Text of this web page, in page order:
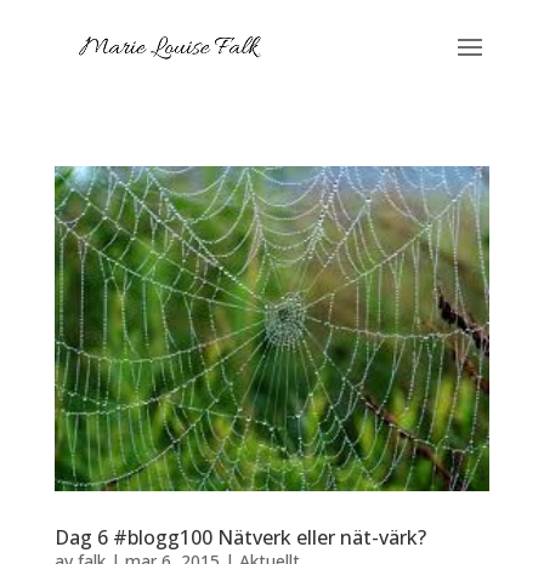
Dag 6 #blogg100 Nätverk eller nät-värk?